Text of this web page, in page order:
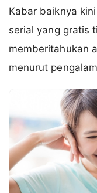
Kabar baiknya
serial yang gratis
memberitahukan
menurut